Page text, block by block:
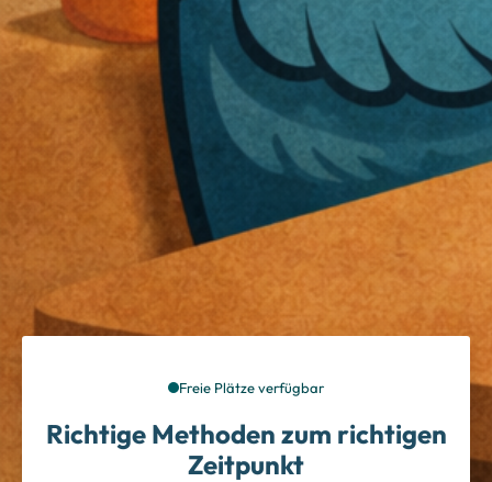
Freie Plätze verfügbar
Richtige Methoden zum richtigen
Zeitpunkt